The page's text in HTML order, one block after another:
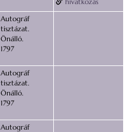
Autográf
tisztázat.
Önálló.
1797
Autográf
tisztázat.
Önálló.
1797
Autográf